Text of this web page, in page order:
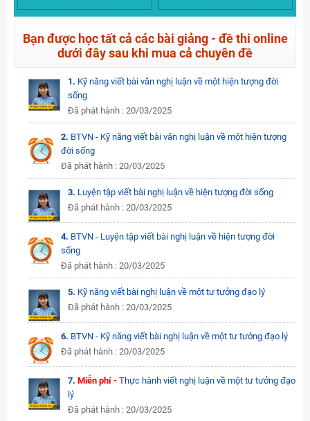
Bạn được học tất cả các bài giảng - đề thi online
dưới đây sau khi mua cả chuyên đề
1. Kỹ năng viết bài văn nghị luận về một hiện tượng đời
sống
Đã phát hành : 20/03/2025
2. BTVN - Kỹ năng viết bài văn nghị luận về một hiện tượng
đời sống
Đã phát hành : 20/03/2025
3. Luyện tập viết bài nghị luận về hiện tượng đời sống
Đã phát hành : 20/03/2025
4. BTVN - Luyện tập viết bài nghị luận về hiện tượng đời
sống
Đã phát hành : 20/03/2025
5. Kỹ năng viết bài nghị luận về một tư tưởng đạo lý
Đã phát hành : 20/03/2025
6. BTVN - Kỹ năng viết bài nghị luận về một tư tưởng đạo lý
Đã phát hành : 20/03/2025
7. Miễn phí - Thực hành viết nghị luận về một tư tưởng đạo
lý
Đã phát hành : 20/03/2025